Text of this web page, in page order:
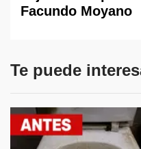
Facundo Moyano
Te puede